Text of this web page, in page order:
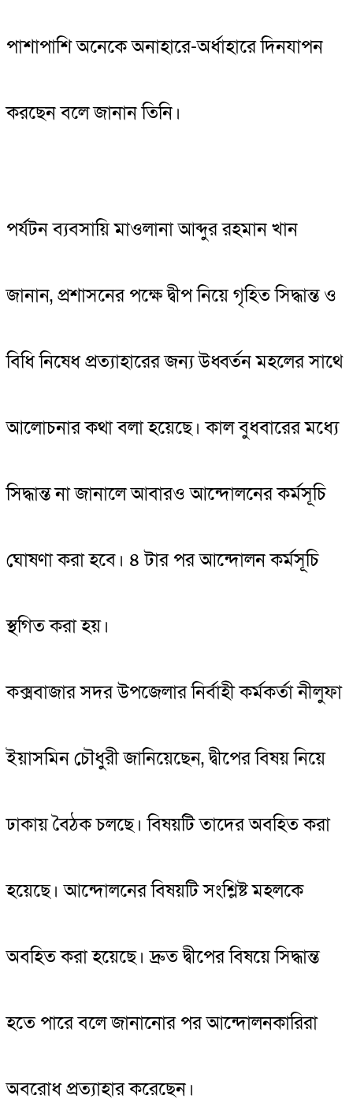
পাশাপাশি অনেকে অনাহারে-অর্ধাহারে দিনযাপন
করছেন বলে জানান তিনি।
পর্যটন ব্যবসায়ি মাওলানা আব্দুর রহমান খান
জানান, প্রশাসনের পক্ষে দ্বীপ নিয়ে গৃহিত সিদ্ধান্ত ও
বিধি নিষেধ প্রত্যাহারের জন্য উধ্বর্তন মহলের সাথে
আলোচনার কথা বলা হয়েছে। কাল বুধবারের মধ্যে
সিদ্ধান্ত না জানালে আবারও আন্দোলনের কর্মসূচি
ঘোষণা করা হবে। ৪ টার পর আন্দোলন কর্মসূচি
স্থগিত করা হয়।
কক্সবাজার সদর উপজেলার নির্বাহী কর্মকর্তা নীলুফা
ইয়াসমিন চৌধুরী জানিয়েছেন, দ্বীপের বিষয় নিয়ে
ঢাকায় বৈঠক চলছে। বিষয়টি তাদের অবহিত করা
হয়েছে। আন্দোলনের বিষয়টি সংশ্লিষ্ট মহলকে
অবহিত করা হয়েছে। দ্রুত দ্বীপের বিষয়ে সিদ্ধান্ত
হতে পারে বলে জানানোর পর আন্দোলনকারিরা
অবরোধ প্রত্যাহার করেছেন।